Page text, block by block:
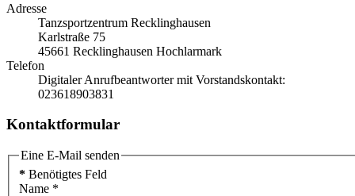
Adresse
Tanzsportzentrum Recklinghausen
Karlstraße 75
45661 Recklinghausen Hochlarmark
Telefon
Digitaler Anrufbeantworter mit Vorstandskontakt:
023618903831
Kontaktformular
Eine E-Mail senden
* Benötigtes Feld
Name *